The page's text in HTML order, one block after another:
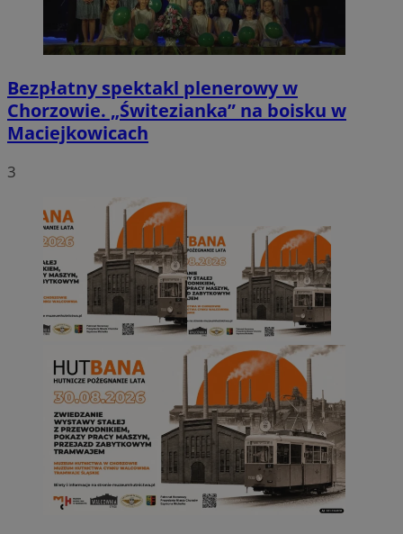
Bezpłatny spektakl plenerowy w
Chorzowie. „Świtezianka” na boisku w
Maciejkowicach
3